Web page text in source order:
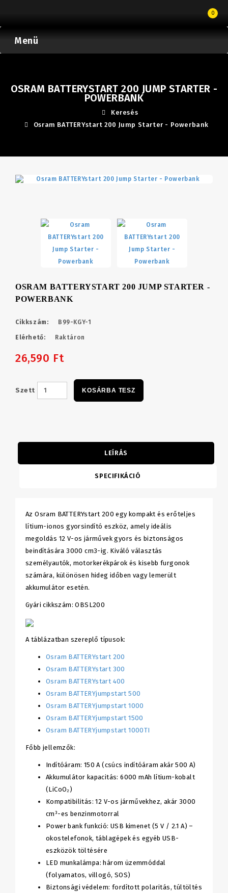
0
Menü
OSRAM BATTERYSTART 200 JUMP STARTER -
POWERBANK
Keresés
Osram BATTERYstart 200 Jump Starter - Powerbank
OSRAM BATTERYSTART 200 JUMP STARTER -
POWERBANK
Cikkszám: B99-KGY-1
Elérhető: Raktáron
26,590 Ft
Szett KOSÁRBA TESZ
LEÍRÁS
SPECIFIKÁCIÓ
Az Osram BATTERYstart 200 egy kompakt és erőteljes
lítium-ionos gyorsindító eszköz, amely ideális
megoldás 12 V-os járművek gyors és biztonságos
beindítására 3000 cm3-ig. Kiváló választás
személyautók, motorkerékpárok és kisebb furgonok
számára, különösen hideg időben vagy lemerült
akkumulátor esetén.
Gyári cikkszám: OBSL200
A táblázatban szereplő típusok:
Osram BATTERYstart 200
Osram BATTERYstart 300
Osram BATTERYstart 400
Osram BATTERYjumpstart 500
Osram BATTERYjumpstart 1000
Osram BATTERYjumpstart 1500
Osram BATTERYjumpstart 1000TI
Főbb jellemzők:
Indítóáram: 150 A (csúcs indítóáram akár 500 A)
Akkumulátor kapacitás: 6000 mAh lítium-kobalt
(LiCoO₂)
Kompatibilitás: 12 V-os járművekhez, akár 3000
cm³-es benzinmotorral
Power bank funkció: USB kimenet (5 V / 2.1 A) –
okostelefonok, táblagépek és egyéb USB-
eszközök töltésére
LED munkalámpa: három üzemmóddal
(folyamatos, villogó, SOS)
Biztonsági védelem: fordított polaritás, túltöltés